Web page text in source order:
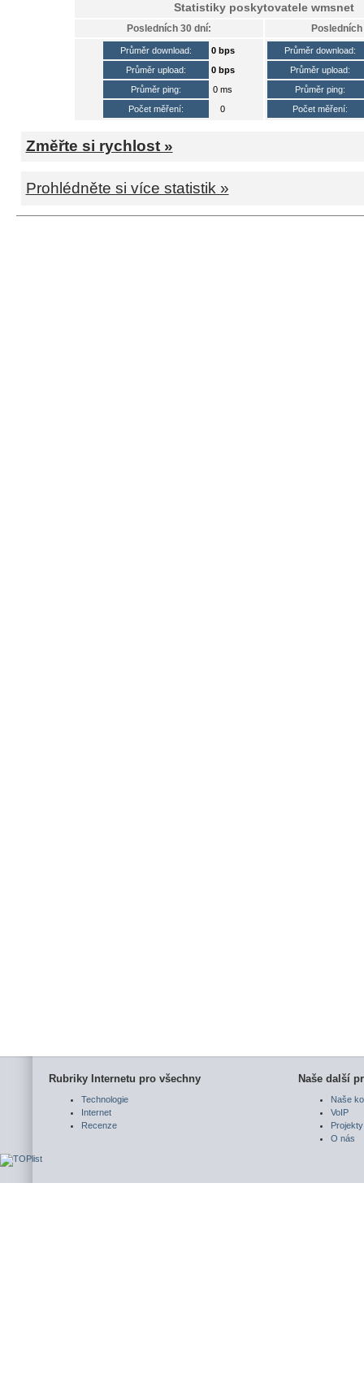
Statistiky poskytovatele wmsnet
Posledních 30 dní:
Průměr download:
0 bps
Průměr upload:
0 bps
Průměr ping:
0 ms
Počet měření:
0
Průměr download:
Průměr upload:
Průměr ping:
Počet měření:
Změřte si rychlost »
Prohlédněte si více statistik »
Rubriky Internetu pro všechny
Technologie
Internet
Recenze
Naše další
Naše
VoIP
Projekty
O nás